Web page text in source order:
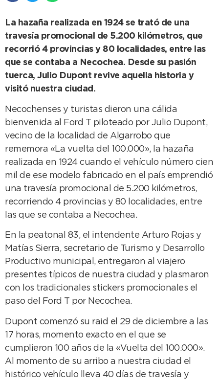
La hazaña realizada en 1924 se trató de una
travesía promocional de 5.200 kilómetros, que
recorrió 4 provincias y 80 localidades, entre las
que se contaba a Necochea. Desde su pasión
tuerca, Julio Dupont revive aquella historia y
visitó nuestra ciudad.
Necochenses y turistas dieron una cálida
bienvenida al Ford T piloteado por Julio Dupont,
vecino de la localidad de Algarrobo que
rememora «La vuelta del 100.000», la hazaña
realizada en 1924 cuando el vehículo número cien
mil de ese modelo fabricado en el país emprendió
una travesía promocional de 5.200 kilómetros,
recorriendo 4 provincias y 80 localidades, entre
las que se contaba a Necochea.
En la peatonal 83, el intendente Arturo Rojas y
Matías Sierra, secretario de Turismo y Desarrollo
Productivo municipal, entregaron al viajero
presentes típicos de nuestra ciudad y plasmaron
con los tradicionales stickers promocionales el
paso del Ford T por Necochea.
Dupont comenzó su raid el 29 de diciembre a las
17 horas, momento exacto en el que se
cumplieron 100 años de la «Vuelta del 100.000».
Al momento de su arribo a nuestra ciudad el
histórico vehículo lleva 40 días de travesía y